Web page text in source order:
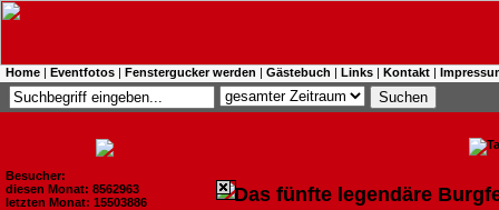
Home | Eventfotos | Fenstergucker werden | Gästebuch | Links | Kontakt |
Besucher:
diesen Monat: 8562963
letzten Monat: 15503886
Das fünfte legendäre